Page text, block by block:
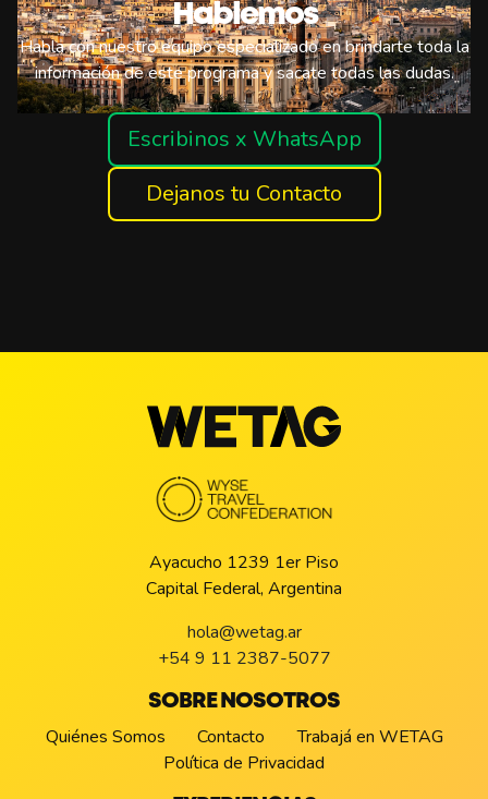
Hablemos
Habla con nuestro equipo especializado en brindarte toda la
información de este programa y sacate todas las dudas.
Escribinos x WhatsApp
Dejanos tu Contacto
Ayacucho 1239 1er Piso
Capital Federal, Argentina
hola@wetag.ar
+54 9 11 2387-5077
SOBRE NOSOTROS
Quiénes Somos Contacto
Trabajá en WETAG
Política de Privacidad